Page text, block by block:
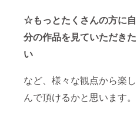
☆もっとたくさんの方に自
分の作品を見ていただきた
い
など、様々な観点から楽し
んで頂けるかと思います。